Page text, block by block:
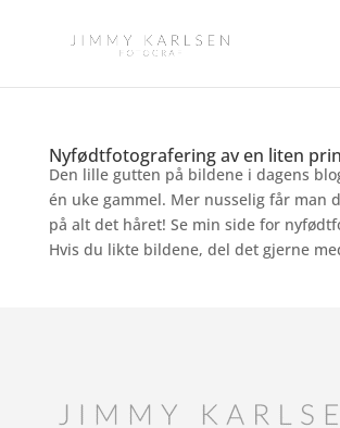
Nyfødtfotografering av en liten
Den lille gutten på bildene i dagens
én uke gammel. Mer nusselig får man
på alt det håret! Se min side for
Hvis du likte bildene, del det gjerne